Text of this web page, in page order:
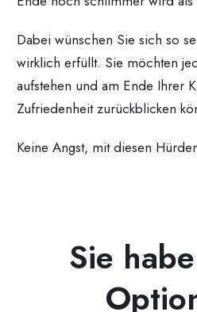
Dabei wünschen Sie sich so
wirklich erfüllt. Sie möchten
aufstehen und am Ende Ihrer
Zufriedenheit zurückblicken
Keine Angst, mit diesen
Sie